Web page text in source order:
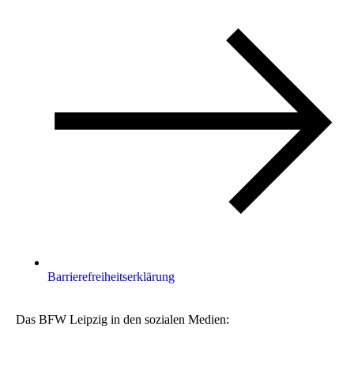
Barrierefreiheitserklärung
Das BFW Leipzig in den sozialen Medien: